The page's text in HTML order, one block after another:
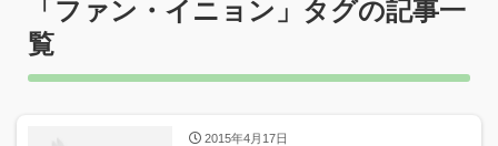
「ファン・イニョン 」タグの記事一
覧
2015年4月17日